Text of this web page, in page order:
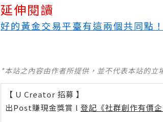
延伸閱讀
好的黃金交易平臺有這兩個共同點！
*本站之內容由作者所提供，並不代表本站的
【 U Creator 招募 】
出Post賺現金獎賞 l 登記《社群創作有價企